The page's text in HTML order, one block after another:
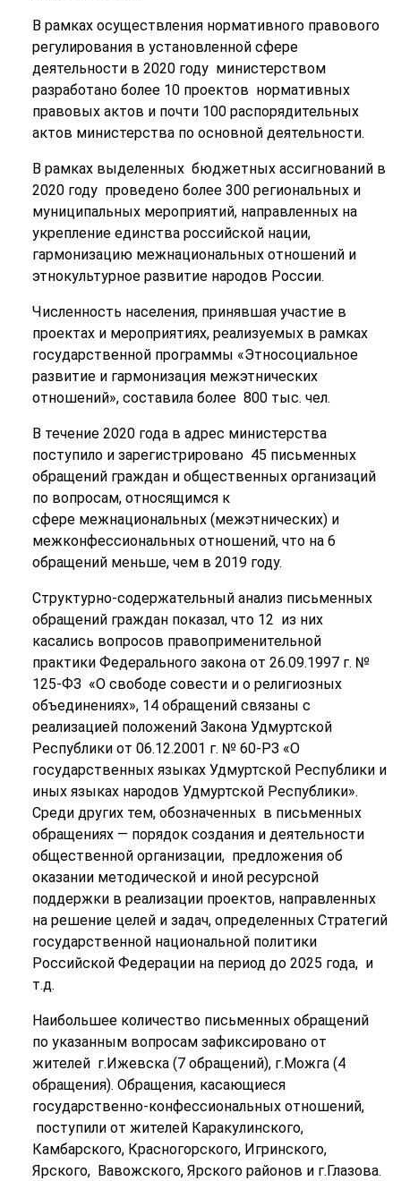
В рамках осуществления нормативного правового
регулирования в установленной сфере
деятельности в 2020 году министерством
разработано более 10 проектов нормативных
правовых актов и почти 100 распорядительных
актов министерства по основной деятельности.
В рамках выделенных бюджетных ассигнований в
2020 году проведено более 300 региональных и
муниципальных мероприятий, направленных на
укрепление единства российской нации,
гармонизацию межнациональных отношений и
этнокультурное развитие народов России.
Численность населения, принявшая участие в
проектах и мероприятиях, реализуемых в рамках
государственной программы «Этносоциальное
развитие и гармонизация межэтнических
отношений», составила более 800 тыс. чел.
В течение 2020 года в адрес министерства
поступило и зарегистрировано 45 письменных
обращений граждан и общественных организаций
по вопросам, относящимся к
сфере межнациональных (межэтнических) и
межконфессиональных отношений, что на 6
обращений меньше, чем в 2019 году.
Структурно-содержательный анализ письменных
обращений граждан показал, что 12 из них
касались вопросов правоприменительной
практики Федерального закона от 26.09.1997 г. №
125-ФЗ «О свободе совести и о религиозных
объединениях», 14 обращений связаны с
реализацией положений Закона Удмуртской
Республики от 06.12.2001 г. № 60-РЗ «О
государственных языках Удмуртской Республики и
иных языках народов Удмуртской Республики».
Среди других тем, обозначенных в письменных
обращениях — порядок создания и деятельности
общественной организации, предложения об
оказании методической и иной ресурсной
поддержки в реализации проектов, направленных
на решение целей и задач, определенных Стратегий
государственной национальной политики
Российской Федерации на период до 2025 года, и
т.д.
Наибольшее количество письменных обращений
по указанным вопросам зафиксировано от
жителей г.Ижевска (7 обращений), г.Можга (4
обращения). Обращения, касающиеся
государственно-конфессиональных отношений,
поступили от жителей Каракулинского,
Камбарского, Красногорского, Игринского,
Ярского, Вавожского, Ярского районов и г.Глазова.